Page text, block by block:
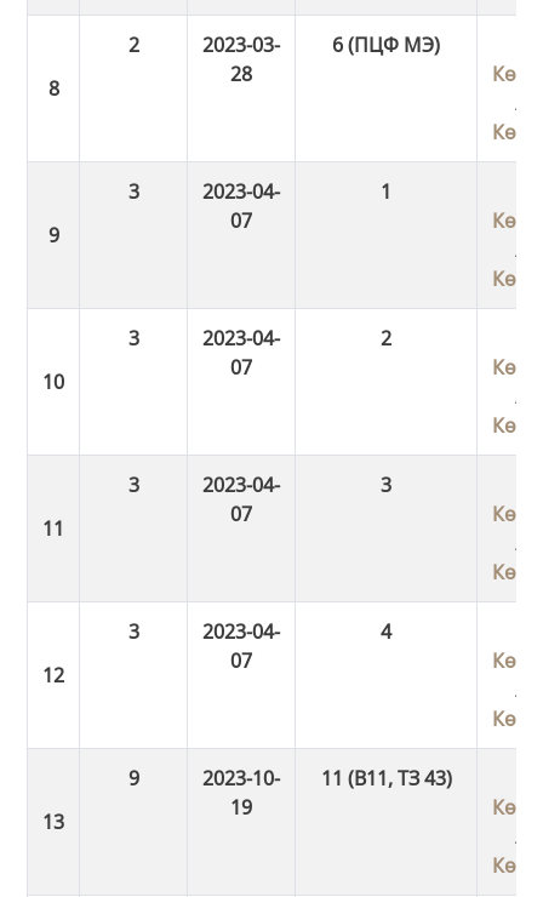
2
2023-03-
28
6 (ПЦФ МЭ)
/
3
2023-04-
07
1
/
3
2023-04-
07
2
/
3
2023-04-
07
3
/
3
2023-04-
07
4
/
9
2023-10-
19
11 (В11, ТЗ 43)
/